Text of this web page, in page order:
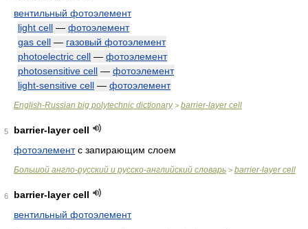
вентильный фотоэлемент
light cell — фотоэлемент
gas cell — газовый фотоэлемент
photoelectric cell — фотоэлемент
photosensitive cell — фотоэлемент
light-sensitive cell — фотоэлемент
English-Russian big polytechnic dictionary> barrier-layer cell
5
barrier-layer cell
фотоэлементс запирающим слоем
Большой англо-русский и русско-английский словарь > barrier-layer cell
6
barrier-layer cell
вентильный фотоэлемент